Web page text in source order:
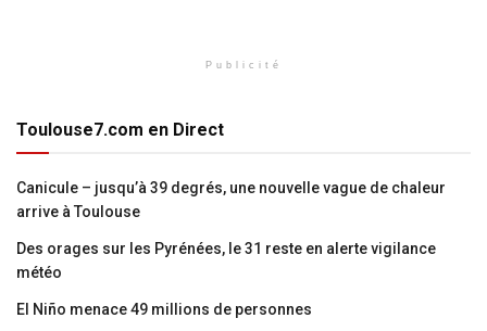
Publicité
Toulouse7.com en Direct
Canicule – jusqu’à 39 degrés, une nouvelle vague de chaleur
arrive à Toulouse
Des orages sur les Pyrénées, le 31 reste en alerte vigilance
météo
El Niño menace 49 millions de personnes